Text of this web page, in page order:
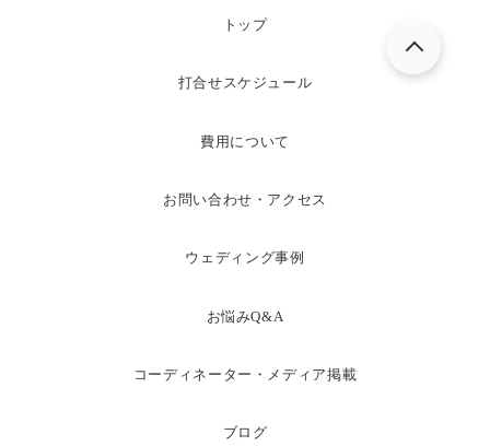
トップ
打合せスケジュール
費用について
お問い合わせ・アクセス
ウェディング事例
お悩みQ&A
コーディネーター・メディア掲載
ブログ